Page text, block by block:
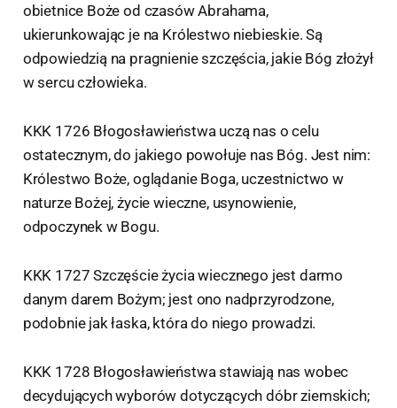
obietnice Boże od czasów Abrahama,
ukierunkowając je na Królestwo niebieskie. Są
odpowiedzią na pragnienie szczęścia, jakie Bóg złożył
w sercu człowieka.
KKK 1726 Błogosławieństwa uczą nas o celu
ostatecznym, do jakiego powołuje nas Bóg. Jest nim:
Królestwo Boże, oglądanie Boga, uczestnictwo w
naturze Bożej, życie wieczne, usynowienie,
odpoczynek w Bogu.
KKK 1727 Szczęście życia wiecznego jest darmo
danym darem Bożym; jest ono nadprzyrodzone,
podobnie jak łaska, która do niego prowadzi.
KKK 1728 Błogosławieństwa stawiają nas wobec
decydujących wyborów dotyczących dóbr ziemskich;